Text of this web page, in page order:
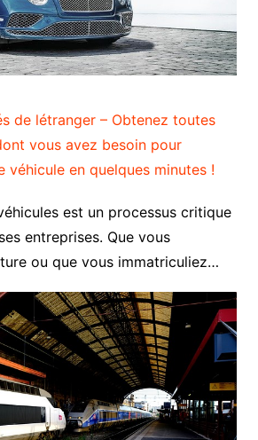
de létranger – Obtenez toutes
vous avez besoin pour
véhicule en quelques minutes !
est un processus critique
entreprises. Que vous
ou que vous immatriculiez…